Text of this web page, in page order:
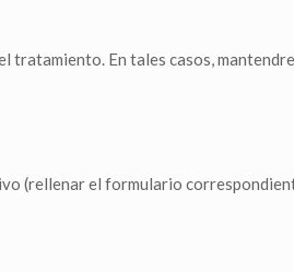
tratamiento. En tales casos,
(rellenar el formulario